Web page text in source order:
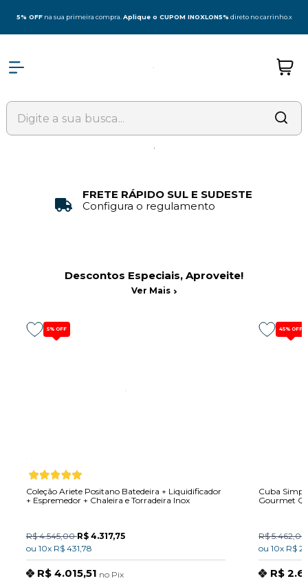
5% OFF na sua primeira compra.Aplique o CUPOM INOXLON5% direto no carrinho.x
FRETE RÁPIDO SUL E SUDESTE
Configura o regulamento
Descontos Especiais, Aproveite!
Ver Mais
5% OFF
Coleção Ariete Positano Batedeira + Liquidificador
+ Espremedor + Chaleira e Torradeira Inox
R$ 4.545,00R$ 4.317,75
ou 10x R$ 431,78
R$ 4.015,51 no Pix
45% OFF
Cuba
Gourmet
R$
ou 10x R$
R$